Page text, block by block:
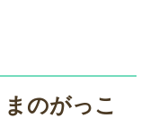
のがっこ